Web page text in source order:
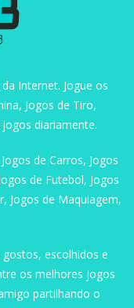
Internet. Jogue os
Jogos de Tiro,
diariamente.
de Carros, Jogos
de Futebol, Jogos
Jogos de Maquiagem,
escolhidos e
os melhores jogos
partilhando o